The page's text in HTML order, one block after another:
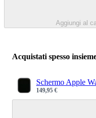
Aggiungi al
Acquistati spesso
Schermo Apple
Sale price
149,95 €